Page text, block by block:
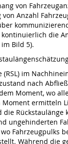
von
Anzahl
die
Bild 5).
im
nach
Moment, wo
ermitteln
ungehinderten
Fahrzeugpulks
Während die